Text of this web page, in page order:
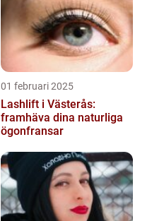
01 februari 2025
Lashlift i Västerås:
framhäva dina naturliga
ögonfransar